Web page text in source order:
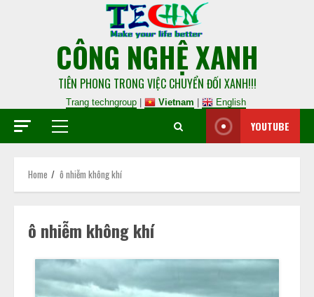
CÔNG NGHỆ XANH
TIÊN PHONG TRONG VIỆC CHUYỂN ĐỐI XANH!!!
Trang techngroup| Vietnam English
YOUTUBE
Home ô nhiễm không khí
ô nhiễm không khí